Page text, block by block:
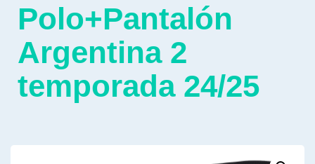
Polo+Pantalón
Argentina 2
temporada 24/25